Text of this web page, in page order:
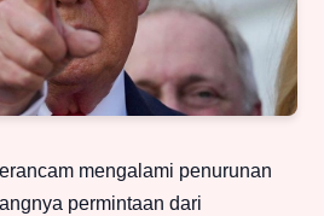
mengalami penurunan
permintaan dari